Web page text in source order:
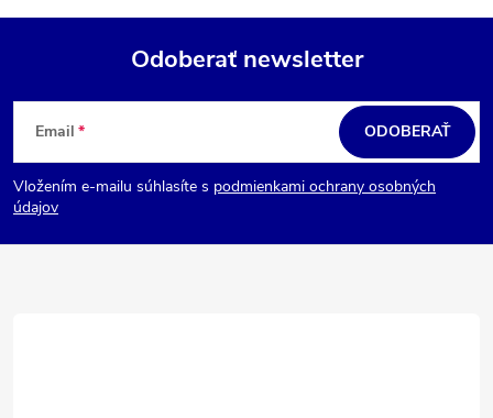
Z
p
t
Odoberať newsletter
Email
Vložením e-mailu súhlasíte s podmienkami ochrany osobných
údajov
ODOBERAŤ